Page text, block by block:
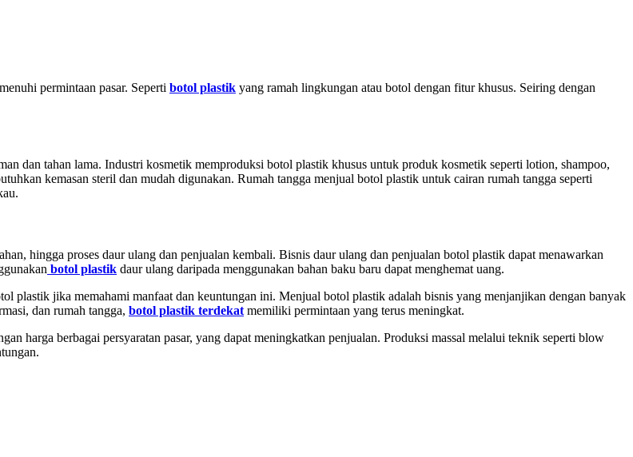
permintaan pasar. Seperti botol plastik yang ramah lingkungan atau botol dengan fitur khusus. Seiring dengan
dan tahan lama. Industri kosmetik memproduksi botol plastik khusus untuk produk kosmetik seperti lotion, shampoo,
kemasan steril dan mudah digunakan. Rumah tangga menjual botol plastik untuk cairan rumah tangga seperti
hingga proses daur ulang dan penjualan kembali. Bisnis daur ulang dan penjualan botol plastik dapat menawarkan
botol plastik daur ulang daripada menggunakan bahan baku baru dapat menghemat uang.
plastik jika memahami manfaat dan keuntungan ini. Menjual botol plastik adalah bisnis yang menjanjikan dengan banyak
dan rumah tangga, botol plastik terdekat memiliki permintaan yang terus meningkat.
harga berbagai persyaratan pasar, yang dapat meningkatkan penjualan. Produksi massal melalui teknik seperti blow